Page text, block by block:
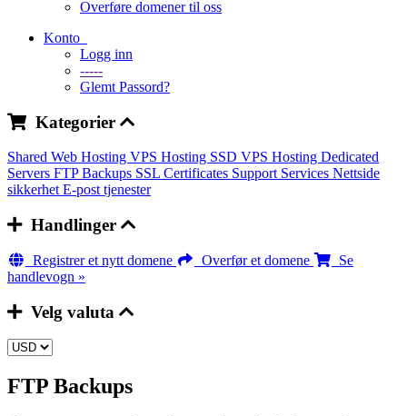
Overføre domener til oss
Konto
Logg inn
-----
Glemt Passord?
Kategorier
Shared Web Hosting VPS Hosting SSD VPS Hosting Dedicated
Servers FTP Backups SSL Certificates Support Services Nettside
sikkerhetE-post tjenester
Handlinger
Registrer et nytt domene Overfør et domene
Se
handlevogn »
Velg valuta
FTP Backups